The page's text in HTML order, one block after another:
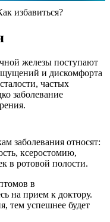
избавиться?
железы поступают
и дискомфорта
частых
заболевание
заболевания относят:
ксеростомию,
в ротовой полости.
в
на прием к доктору.
тем успешнее будет